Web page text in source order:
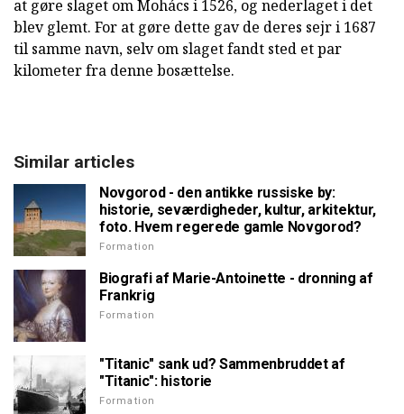
at gøre slaget om Mohács i 1526, og nederlaget i det
blev glemt. For at gøre dette gav de deres sejr i 1687
til samme navn, selv om slaget fandt sted et par
kilometer fra denne bosættelse.
Similar articles
Novgorod - den antikke russiske by:
historie, seværdigheder, kultur, arkitektur,
foto. Hvem regerede gamle Novgorod?
Formation
Biografi af Marie-Antoinette - dronning af
Frankrig
Formation
"Titanic" sank ud? Sammenbruddet af
"Titanic": historie
Formation